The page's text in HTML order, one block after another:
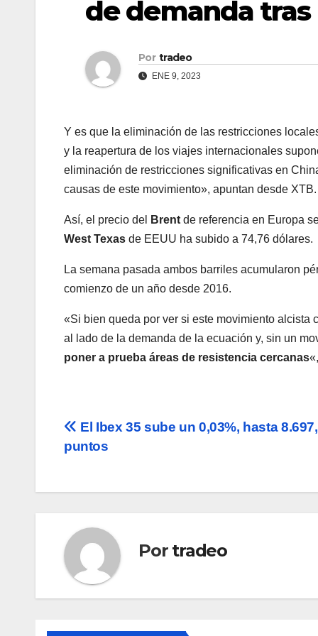
de demanda
Por tradeo
ENE 9, 2023
Y es que la eliminación de las restricciones
y la reapertura de los viajes internacionales
eliminación de restricciones significativas en
causas de este movimiento», apuntan desde XTB.
Así, el precio del Brent de referencia en Europa
West Texas de EEUU ha subido a 74,76 dólares.
La semana pasada ambos barriles acumularon
comienzo de un año desde 2016.
«Si bien queda por ver si este movimiento alcista
al lado de la demanda de la ecuación y, sin un
poner a prueba áreas de resistencia cercanas
Navegación
de
entradas
El Ibex 35 sube un 0,03%, hasta
puntos
Por tradeo